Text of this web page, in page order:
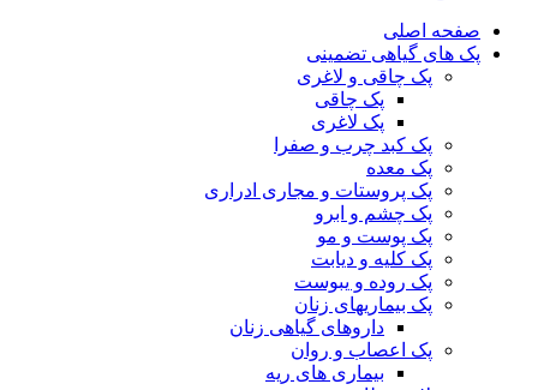
صفحه اصلی
پک های گیاهی تضمینی
پک چاقی و لاغری
پک چاقی
پک لاغری
پک کبد چرب و صفرا
پک معده
پک پروستات و مجاری ادراری
پک چشم و ابرو
پک پوست و مو
پک کلیه و دیابت
پک روده و یبوست
پک بیماریهای زنان
داروهای گیاهی زنان
پک اعصاب و روان
بیماری های ریه